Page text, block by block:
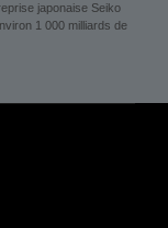
japonaise Seiko
1 000 milliards de